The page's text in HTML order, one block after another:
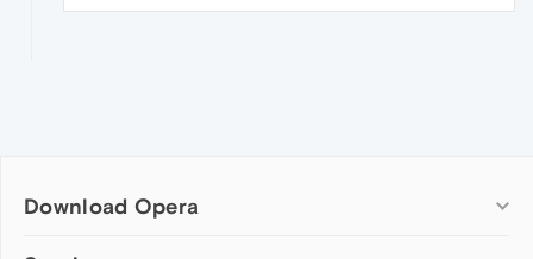
Download Opera